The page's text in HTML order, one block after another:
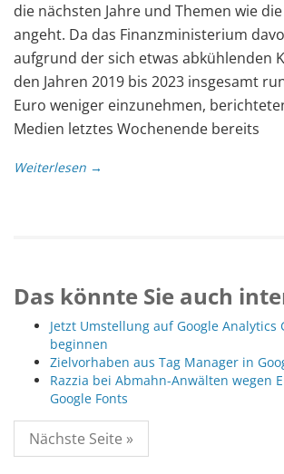
die nächsten Jahre und Themen wie
angeht. Da das Finanzministerium
aufgrund der sich etwas abkühlenden
den Jahren 2019 bis 2023 insgesamt
Euro weniger einzunehmen,
Medien letztes Wochenende bereits
Weiterlesen →
Das könnte Sie auch
Jetzt Umstellung auf Google Analytics
beginnen
Zielvorhaben aus Tag Manager in
Razzia bei Abmahn-Anwälten wegen
Google Fonts
Nächste Seite »